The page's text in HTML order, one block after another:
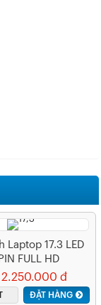
Laptop 17.3 LED
FULL HD
2.250.000 đ
ĐẶT HÀNG